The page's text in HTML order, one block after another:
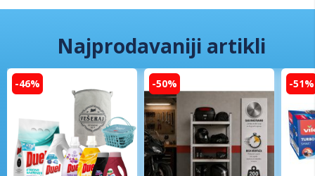
Najprodavaniji artikli
-46% -50% -51%